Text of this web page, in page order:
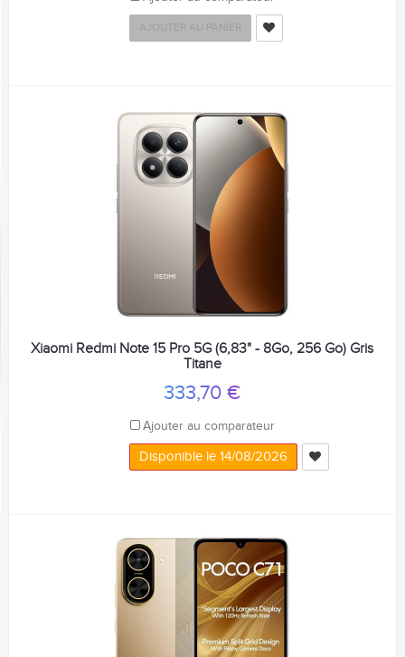
AJOUTER AU PANIER
Xiaomi Redmi Note 15 Pro 5G (6,83" - 8Go, 256 Go) Gris
Titane
333,70 €
Ajouter au comparateur
Disponible le 14/08/2026